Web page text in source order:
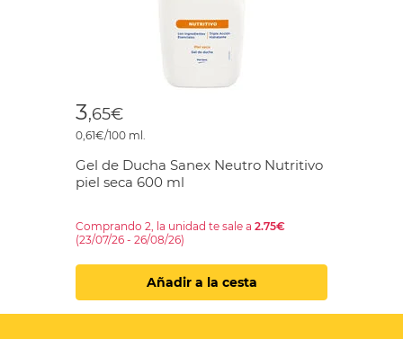
3,65€
0,61€/100 ml.
Gel de Ducha Sanex Neutro Nutritivo
piel seca 600 ml
Comprando 2, la unidad te sale a 2.75€
(23/07/26 - 26/08/26)
Añadir a la cesta